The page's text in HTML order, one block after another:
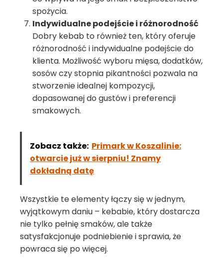
spożycia.
Indywidualne podejście i różnorodność
Dobry kebab to również ten, który oferuje
różnorodność i indywidualne podejście do
klienta. Możliwość wyboru mięsa, dodatków,
sosów czy stopnia pikantności pozwala na
stworzenie idealnej kompozycji,
dopasowanej do gustów i preferencji
smakowych.
Zobacz także: Primark w Koszalinie:
otwarcie już w sierpniu! Znamy
dokładną datę
Wszystkie te elementy łączy się w jednym,
wyjątkowym daniu – kebabie, który dostarcza
nie tylko pełnię smaków, ale także
satysfakcjonuje podniebienie i sprawia, że
powraca się po więcej.